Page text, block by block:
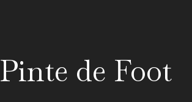
Pinte de Foot